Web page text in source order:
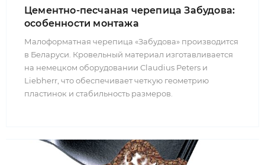
Цементно-песчаная черепица Забудова:
особенности монтажа
Малоформатная черепица «Забудова» производится
в Беларуси. Кровельный материал изготавливается
на немецком оборудовании Claudius Peters и
Liebherr, что обеспечивает четкую геометрию
пластинок и стабильность размеров.